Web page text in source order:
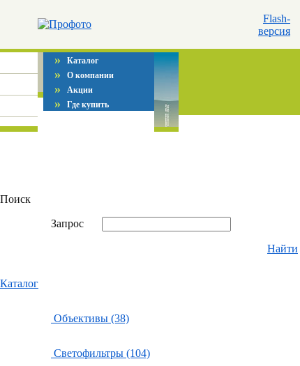
Flash-
версия
» Каталог
» О компании
» Акции
» Где купить
Поиск
Запрос
Найти
Каталог
Объективы (38)
Светофильтры (104)